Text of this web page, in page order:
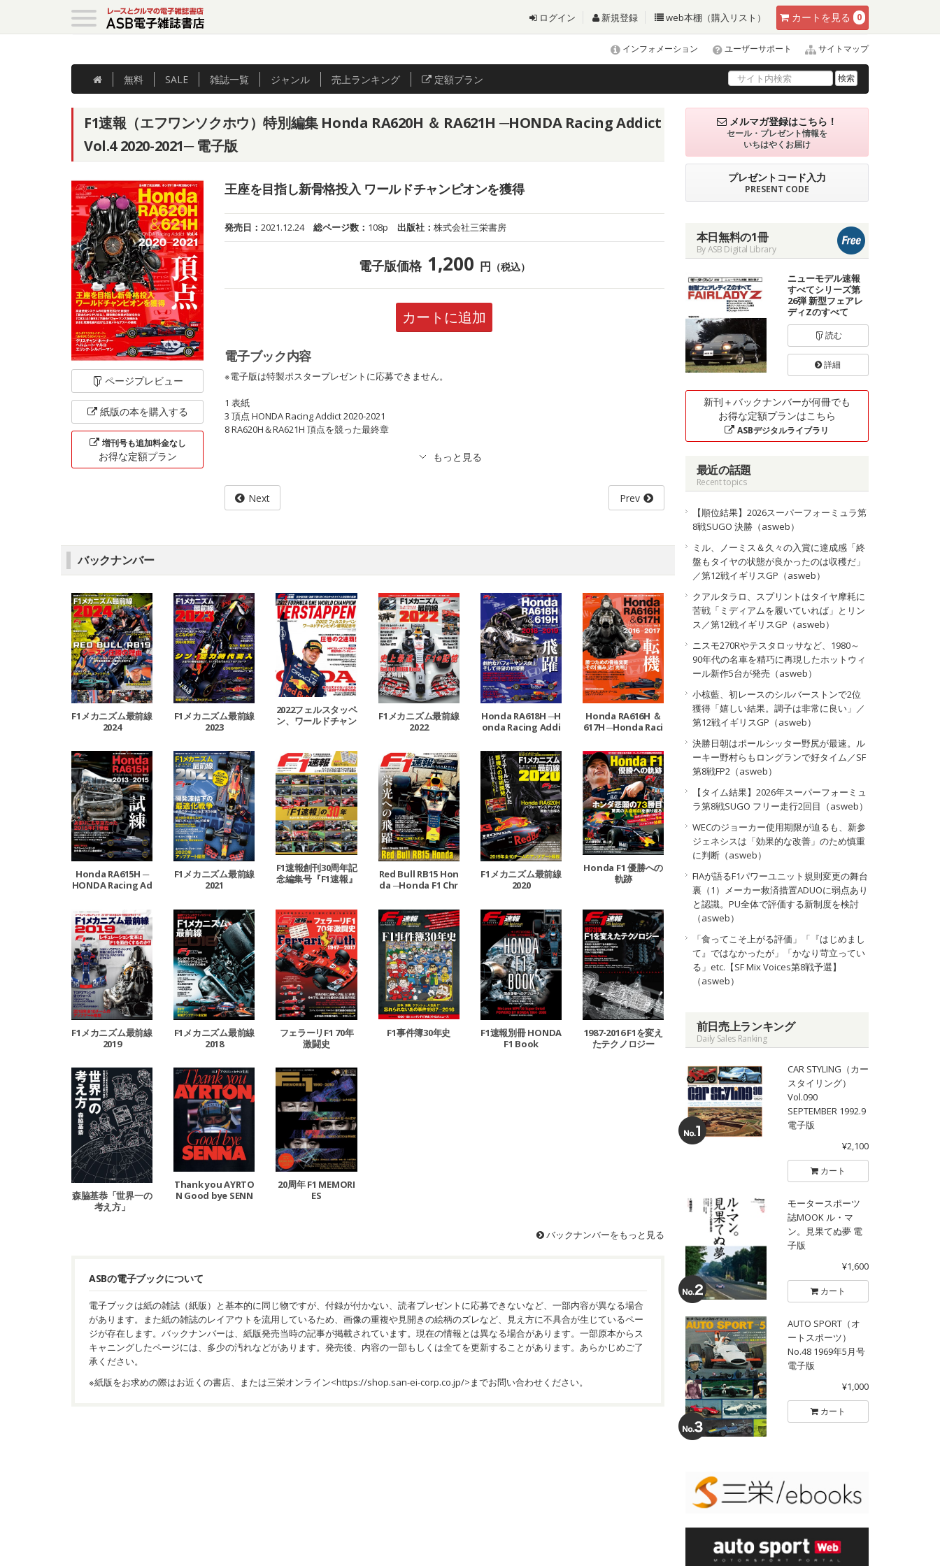
カート を見る 0
ログイン 新規登録 web本棚（購入リスト）
インフォメーション ユーザーサポート サイトマップ
無料 SALE 雑誌一覧 ジャンル 売上ランキング 定額プラン 検索
F1速報（エフワンソクホウ）特別編集 Honda RA620H ＆ RA621H ─HONDA Racing Addict
Vol.4 2020-2021─ 電子版
ページプレビュー
紙版の本を購入する
増刊号も追加料金なし
お得な定額プラン
王座を目指し新骨格投入 ワールドチャンピオンを獲得
発売日：2021.12.24 総ページ数： 108p 出版社：株式会社三栄書房
電子版価格 1,200 円 （税込）
カートに追加
電子ブック内容
※電子版は特製ポスタープレゼントに応募できません。
1 表紙
3 頂点 HONDA Racing Addict 2020-2021
8 RA620H＆RA621H 頂点を競った最終章
Next Prev
バックナンバー
F1メカニズム最前線
2024
F1メカニズム最前線
2023
2022フェルスタッペ
ン、ワールドチャン
F1メカニズム最前線
2022
Honda RA618H ─H
onda Racing Addi
─
Honda RA616H ＆
617H ─Honda Raci
16-2017─
Honda RA615H ─
HONDA Racing Ad
F1メカニズム最前線
2021
F1速報創刊30周年記
念編集号『F1速報』
Red Bull RB15 Hon
da ─Honda F1 Chr
F1メカニズム最前線
2020
Honda F1 優勝への
軌跡
F1メカニズム最前線
2019
F1メカニズム最前線
2018
フェラーリF1 70年
激闘史
F1事件簿30年史
F1速報別冊 HONDA
F1 Book
1987-2016 F1を変え
たテクノロジー
森脇基恭「世界一の
考え方」
Thank you AYRTO
N Good bye SENN
20周年 F1 MEMORI
ES
バックナンバーをもっと見る
ASBの電子ブックについて
電子ブックは紙の雑誌（紙版）と基本的に同じ物ですが、付録が付かない、読者プレゼントに応募できないなど、一部内容が異なる場合
があります。また紙の雑誌のレイアウトを流用しているため、画像の重複や見開きの絵柄のズレなど、見え方に不具合が生じているペー
ジが存在します。バックナンバーは、紙版発売当時の記事が掲載されています。現在の情報とは異なる場合があります。一部原本からス
キャニングしたページには、多少の汚れなどがあります。発売後、内容の一部もしくは全てを更新することがあります。あらかじめご了
承ください。
※紙版をお求めの際はお近くの書店、または三栄オンライン<https://shop.san-ei-corp.co.jp/>までお問い合わせください。
メルマガ登録はこちら！
セール・プレゼント情報を
いちはやくお届け
プレゼントコード入力
PRESENT CODE
本日無料の1冊
By ASB Digital Library
ニューモデル速報
すべてシリーズ第
26弾 新型フェアレ
ディZのすべて
読む
詳細
新刊＋バックナンバーが何冊でも
お得な定額プランはこちら
ASBデジタルライブラリ
最近の話題
Recent topics
【順位結果】2026スーパーフォーミュラ第
8戦SUGO 決勝（asweb）
ミル、ノーミス＆久々の入賞に達成感「終
盤もタイヤの状態が良かったのは収穫だ」
／第12戦イギリスGP（asweb）
クアルタラロ、スプリントはタイヤ摩耗に
苦戦「ミディアムを履いていれば」とリン
ス／第12戦イギリスGP（asweb）
ニスモ270Rやテスタロッサなど、1980～
90年代の名車を精巧に再現したホットウィ
ール新作5台が発売（asweb）
小椋藍、初レースのシルバーストンで2位
獲得「嬉しい結果。調子は非常に良い」／
第12戦イギリスGP（asweb）
決勝日朝はポールシッター野尻が最速。ル
ーキー野村らもロングランで好タイム／SF
第8戦FP2（asweb）
【タイム結果】2026年スーパーフォーミュ
ラ第8戦SUGO フリー走行2回目（asweb）
WECのジョーカー使用期限が迫るも、新参
ジェネシスは「効果的な改善」のため慎重
に判断（asweb）
FIAが語るF1パワーユニット規則変更の舞台
裏（1）メーカー救済措置ADUOに弱点あり
と認識。PU全体で評価する新制度を検討
（asweb）
「食ってこそ上がる評価」「『はじめまし
て』ではなかったが」「かなり苛立ってい
る」etc.【SF Mix Voices第8戦予選】
（asweb）
前日売上ランキング
Daily Sales Ranking
CAR STYLING（カー
スタイリング）
Vol.090
SEPTEMBER 1992.9
電子版
¥2,100
カート
モータースポーツ
誌MOOK ル・マ
ン。見果てぬ夢 電
子版
¥1,600
カート
AUTO SPORT（オ
ートスポーツ）
No.48 1969年5月号
電子版
¥1,000
カート